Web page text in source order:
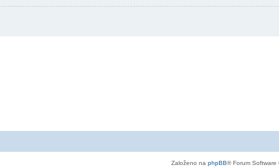
Založeno na phpBB® Forum Software